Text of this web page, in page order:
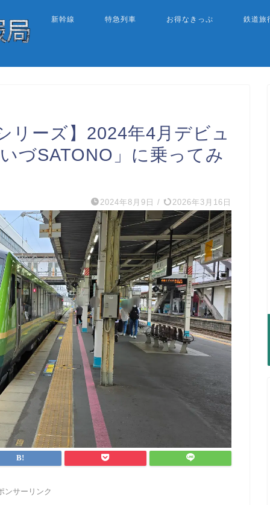
新幹線 特急列車 お得なきっぷ 鉄道旅
リーズ】2024年4月デビュ
づSATONO」に乗ってみ
2024年8月9日 / 2026年3月16日
ンサーリンク